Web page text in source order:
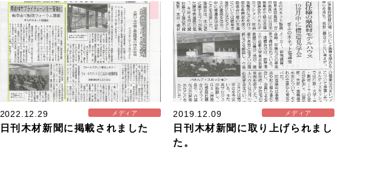
2022.12.29 メディア
日刊木材新聞に掲載されました
2019.12.09 メディア
日刊木材新聞に取り上げられまし
た。